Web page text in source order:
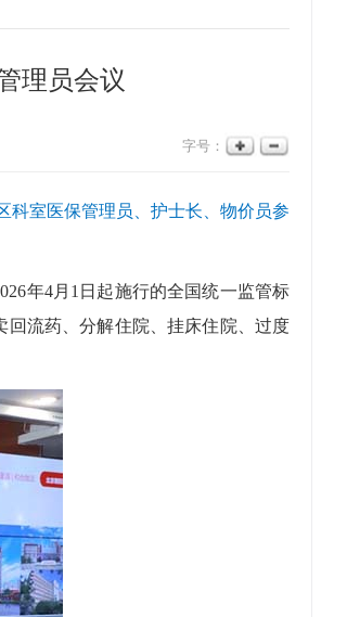
理员会议
字号：
科室医保管理员、护士长、物价员参
年4月1日起施行的全国统一监管标
流药、分解住院、挂床住院、过度